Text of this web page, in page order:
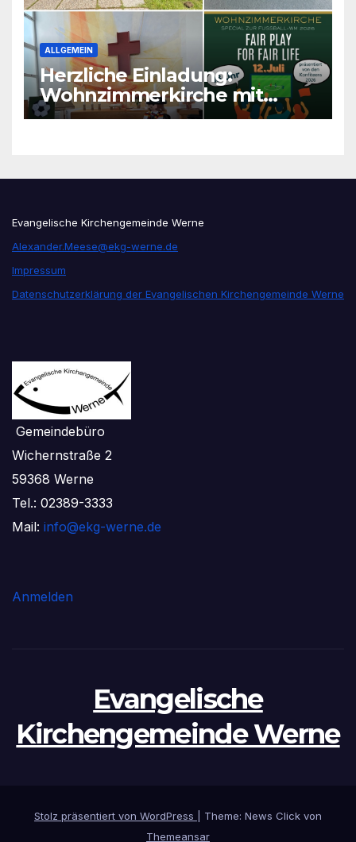
ALLGEMEIN
Herzliche Einladung:
Wohnzimmerkirche mit
unseren Konfis
Evangelische Kirchengemeinde Werne
Alexander.Meese@ekg-werne.de
Impressum
Datenschutzerklärung der Evangelischen Kirchengemeinde Werne
Gemeindebüro
Wichernstraße 2
59368 Werne
Tel.: 02389-3333
Mail: info@ekg-werne.de
Anmelden
Evangelische
Kirchengemeinde Werne
Stolz präsentiert von WordPress
Theme: News Click von
Themeansar